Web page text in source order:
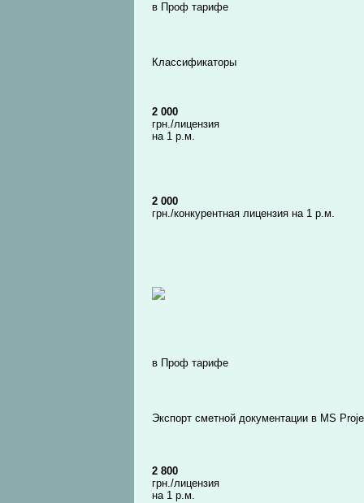
в Проф тарифе
Классификаторы
2 000
грн./лицензия
на 1 р.м.
2 000
грн./конкурентная лицензия на 1 р.м.
в Проф тарифе
Экспорт сметной документации в MS
2 800
грн./лицензия
на 1 р.м.